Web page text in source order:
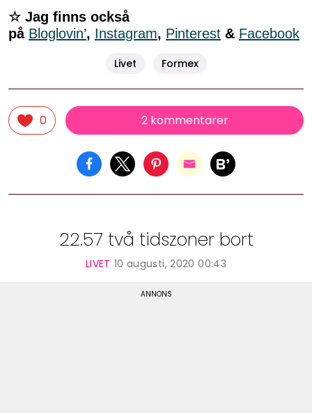
☆ Jag finns också
på Bloglovin’, Instagram, Pinterest & Facebook
Livet Formex
0 2 kommentarer
22.57 två tidszoner bort
LIVET 10 augusti, 2020 00:43